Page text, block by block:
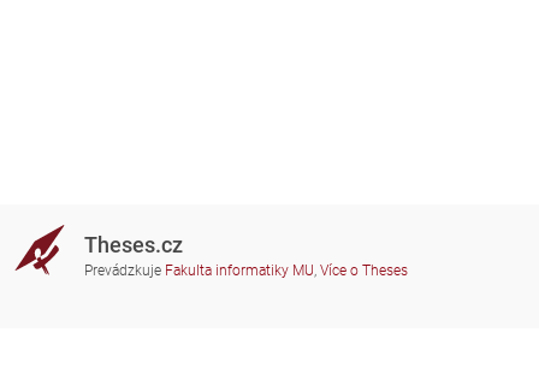
Theses.cz
Prevádzkuje Fakulta informatiky MU, Více o Theses